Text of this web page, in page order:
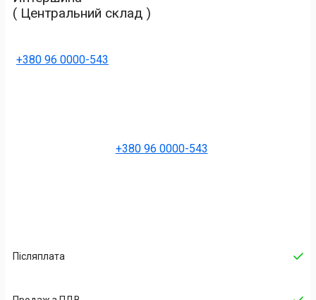
( Центральний склад )
+380 96 0000-543
+380 96 0000-543
Післяплата